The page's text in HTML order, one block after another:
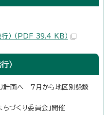
） （PDF 39.4 KB）
）
計画へ 7月から地区別懇談
づくり委員会」開催